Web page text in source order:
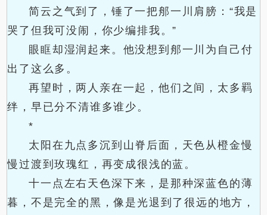
简云之气到了，锤了一把郍一川肩膀：“我是
哭了但我可没闹，你少编排我。”
眼眶却湿润起来。他没想到郍一川为自己付
出了这么多。
再望时，两人亲在一起，他们之间，太多羁
绊，早已分不清谁多谁少。
*
太阳在九点多沉到山脊后面，天色从橙金慢
慢过渡到玫瑰红，再变成很浅的蓝。
十一点左右天色深下来，是那种深蓝色的薄
暮，不是完全的黑，像是光退到了很远的地方，